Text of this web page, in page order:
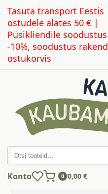
Tasuta transport Eestis
ostudele alates 50 € |
Püsikliendile soodustus
-10%, soodustus
ostukorvis
Otsi:
Konto 0 0,00 €